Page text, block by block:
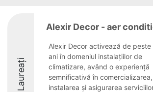
Laureați
Alexir Decor - aer
Alexir Decor activează de
ani în domeniul instalațiilor de
climatizare, având o experiență
semnificativă în comercializarea,
instalarea și asigurarea